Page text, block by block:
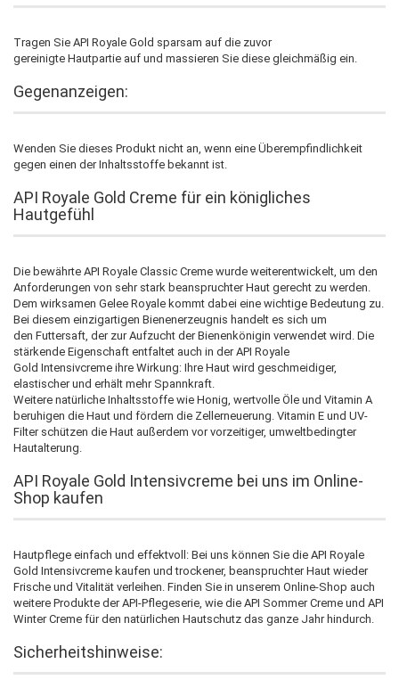
Tragen Sie API Royale Gold sparsam auf die zuvor
gereinigte Hautpartie auf und massieren Sie diese gleichmäßig ein.
Gegenanzeigen:
Wenden Sie dieses Produkt nicht an, wenn eine Überempfindlichkeit
gegen einen der Inhaltsstoffe bekannt ist.
API Royale Gold Creme für ein königliches
Hautgefühl
Die bewährte API Royale Classic Creme wurde weiterentwickelt, um den
Anforderungen von sehr stark beanspruchter Haut gerecht zu werden.
Dem wirksamen Gelee Royale kommt dabei eine wichtige Bedeutung zu.
Bei diesem einzigartigen Bienenerzeugnis handelt es sich um
den Futtersaft, der zur Aufzucht der Bienenkönigin verwendet wird. Die
stärkende Eigenschaft entfaltet auch in der API Royale
Gold Intensivcreme ihre Wirkung: Ihre Haut wird geschmeidiger,
elastischer und erhält mehr Spannkraft.
Weitere natürliche Inhaltsstoffe wie Honig, wertvolle Öle und Vitamin A
beruhigen die Haut und fördern die Zellerneuerung. Vitamin E und UV-
Filter schützen die Haut außerdem vor vorzeitiger, umweltbedingter
Hautalterung.
API Royale Gold Intensivcreme bei uns im Online-
Shop kaufen
Hautpflege einfach und effektvoll: Bei uns können Sie die API Royale
Gold Intensivcreme kaufen und trockener, beanspruchter Haut wieder
Frische und Vitalität verleihen. Finden Sie in unserem Online-Shop auch
weitere Produkte der API-Pflegeserie, wie die API Sommer Creme und API
Winter Creme für den natürlichen Hautschutz das ganze Jahr hindurch.
Sicherheitshinweise: